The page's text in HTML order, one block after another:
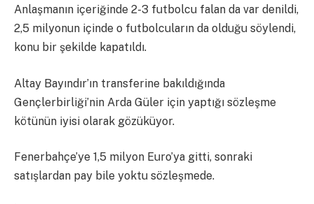
Anlaşmanın içeriğinde 2-3 futbolcu falan da var denildi,
2,5 milyonun içinde o futbolcuların da olduğu söylendi,
konu bir şekilde kapatıldı.
Altay Bayındır’ın transferine bakıldığında
Gençlerbirliği’nin Arda Güler için yaptığı sözleşme
kötünün iyisi olarak gözüküyor.
Fenerbahçe’ye 1,5 milyon Euro’ya gitti, sonraki
satışlardan pay bile yoktu sözleşmede.